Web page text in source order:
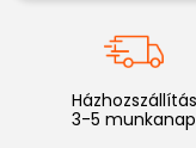
Házhozszállítás
3-5 munkanap